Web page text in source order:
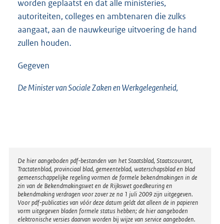
worden geplaatst en dat alle ministeries,
autoriteiten, colleges en ambtenaren die zulks
aangaat, aan de nauwkeurige uitvoering de hand
zullen houden.
Gegeven
De Minister van Sociale Zaken en Werkgelegenheid,
Disclaimer
De hier aangeboden pdf-bestanden van het Staatsblad, Staatscourant,
Tractatenblad, provinciaal blad, gemeenteblad, waterschapsblad en blad
gemeenschappelijke regeling vormen de formele bekendmakingen in de
zin van de Bekendmakingswet en de Rijkswet goedkeuring en
bekendmaking verdragen voor zover ze na 1 juli 2009 zijn uitgegeven.
Voor pdf-publicaties van vóór deze datum geldt dat alleen de in papieren
vorm uitgegeven bladen formele status hebben; de hier aangeboden
elektronische versies daarvan worden bij wijze van service aangeboden.